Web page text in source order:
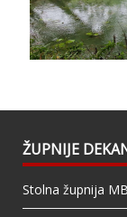
1
When this
people,
deleted.
View on
ŽUPNIJE
Stolna župnija MB